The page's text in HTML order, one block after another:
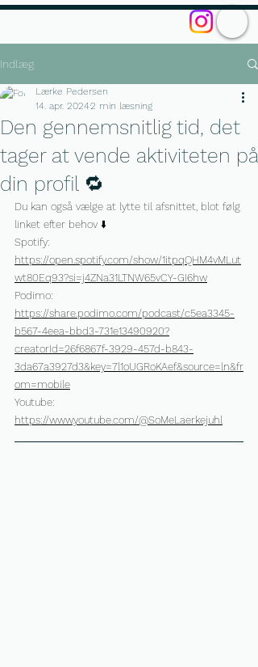
Indlæg
Den gennemsnitlig tid, det
tager at vende aktiviteten på
din profil 🔁
Lærke Pedersen
14. apr. 20242 min læsning
Du kan også vælge at lytte til afsnittet, blot følg
linket efter behov ⬇️
Spotify:
https://open.spotify.com/show/1itpqQHM4vMLut
wt80Eq93?si=j4ZNa31LTNW65vCY-GI6hw
Podimo:
https://share.podimo.com/podcast/c5ea3345-
b567-4eea-bbd3-731e13490920?
creatorId=26f6867f-3929-457d-b843-
3da67a3927d3&key=7l1oUGRoKAef&source=ln&fr
om=mobile
Youtube:
https://www.youtube.com/@SoMeLaerkejuhl